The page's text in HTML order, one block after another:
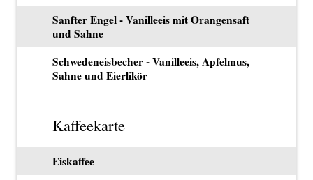
Sanfter Engel - Vanilleeis mit Orangensaft
und Sahne
Schwedeneisbecher - Vanilleeis, Apfelmus,
Sahne und Eierlikör
Kaffeekarte
Eiskaffee